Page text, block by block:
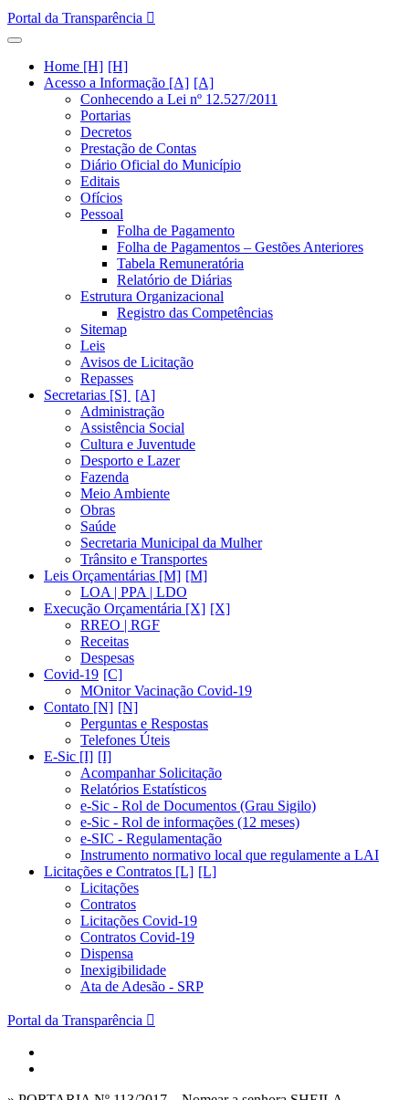
Portal da Transparência
Home [H]
Acesso a Informação [A]
Conhecendo a Lei nº 12.527/2011
Portarias
Decretos
Prestação de Contas
Diário Oficial do Município
Editais
Ofícios
Pessoal
Folha de Pagamento
Folha de Pagamentos – Gestões Anteriores
Tabela Remuneratória
Relatório de Diárias
Estrutura Organizacional
Registro das Competências
Sitemap
Leis
Avisos de Licitação
Repasses
Secretarias [S]
Administração
Assistência Social
Cultura e Juventude
Desporto e Lazer
Fazenda
Meio Ambiente
Obras
Saúde
Secretaria Municipal da Mulher
Trânsito e Transportes
Leis Orçamentárias [M]
LOA | PPA | LDO
Execução Orçamentária [X]
RREO | RGF
Receitas
Despesas
Covid-19
MOnitor Vacinação Covid-19
Contato [N]
Perguntas e Respostas
Telefones Úteis
E-Sic [I]
Acompanhar Solicitação
Relatórios Estatísticos
e-Sic - Rol de Documentos (Grau Sigilo)
e-Sic - Rol de informações (12 meses)
e-SIC - Regulamentação
Instrumento normativo local que regulamente a LAI
Licitações e Contratos [L]
Licitações
Contratos
Licitações Covid-19
Contratos Covid-19
Dispensa
Inexigibilidade
Ata de Adesão - SRP
Portal da Transparência